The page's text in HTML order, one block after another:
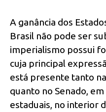
A ganância dos
Brasil não pode ser
imperialismo possui
cuja principal
está presente tanto
quanto no Senado,
estaduais, no interior